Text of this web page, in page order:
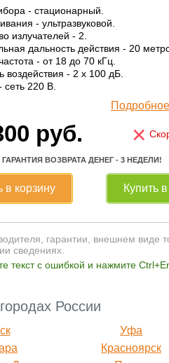
- стационарный.
- ультразвуковой.
излучателей - 2.
дальность действия - 20
- от 18 до 70 кГц.
воздействия - 2 x 100 дБ.
сеть 220 В.
руб. ×
ГАРАНТИЯ ВОЗВРАТА ДЕНЕГ - 3 НЕДЕЛИ!
в корзину Купить
гарантии, внешнем виде
сведениях.
текст с ошибкой и нажмите
России
Уфа
Красноярск